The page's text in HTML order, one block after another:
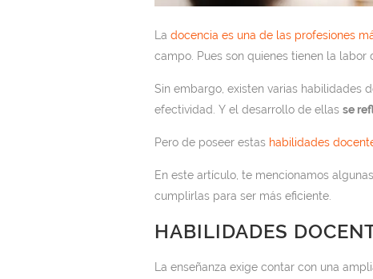
Ladocencia es una de las profesiones
campo. Pues son quienes tienen la labor
Sin embargo, existen varias habilidades
efectividad. Y el desarrollo de ellasse
Pero de poseer estas habilidades
En este artículo, te mencionamos
cumplirlas para ser más eficiente.
HABILIDADES
La enseñanza exige contar con una